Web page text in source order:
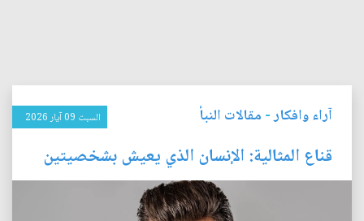
آراء وافكار- مقالات النبأ السبت 09 آيار 2026
قناع المثالية: الإنسان الذي يعيش بشخصيتين